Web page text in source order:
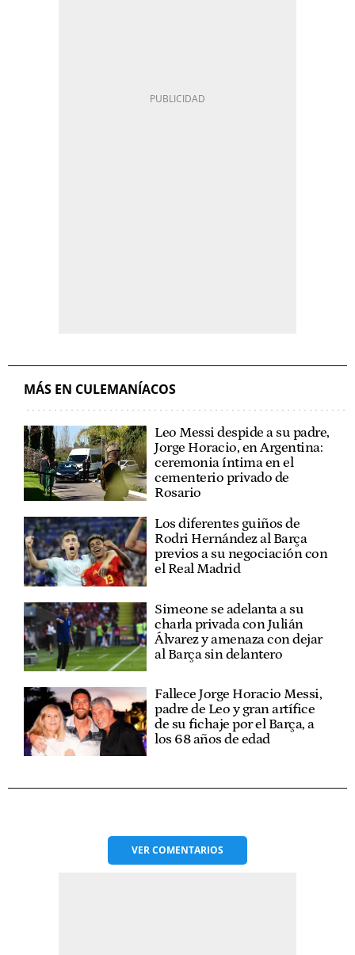
MÁS EN CULEMANÍACOS
Leo Messi despide a su padre,
Jorge Horacio, en Argentina:
ceremonia íntima en el
cementerio privado de
Rosario
Los diferentes guiños de
Rodri Hernández al Barça
previos a su negociación con
el Real Madrid
Simeone se adelanta a su
charla privada con Julián
Álvarez y amenaza con dejar
al Barça sin delantero
Fallece Jorge Horacio Messi,
padre de Leo y gran artífice
de su fichaje por el Barça, a
los 68 años de edad
VERCOMENTARIOS